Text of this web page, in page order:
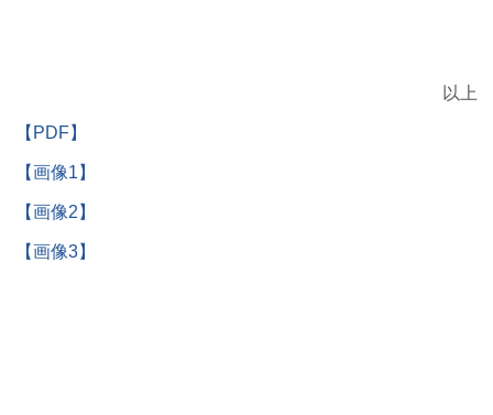
以上
【PDF】
【画像1】
【画像2】
【画像3】